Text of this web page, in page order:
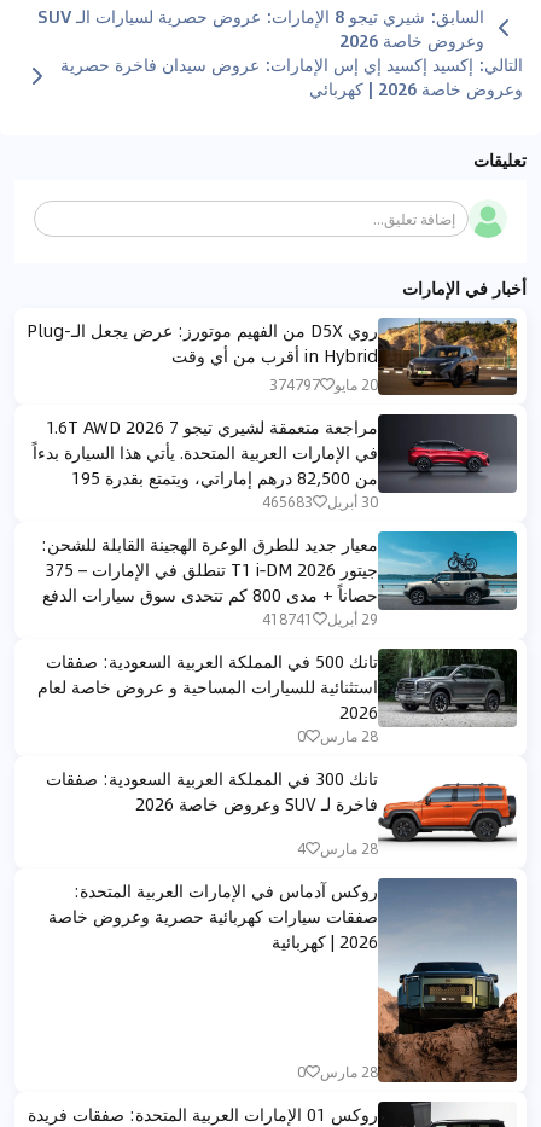
السابق:
شيري تيجو 8 الإمارات: عروض حصرية لسيارات الـ SUV
وعروض خاصة 2026
التالي: إكسيد إكسيد إي إس الإمارات: عروض سيدان فاخرة حصرية
وعروض خاصة 2026 | كهربائي
تعليقات
إضافة تعليق...
أخبار في الإمارات
روي D5X من الفهيم موتورز: عرض يجعل الـPlug-
in Hybrid أقرب من أي وقت
20 مايو 374797
مراجعة متعمقة لشيري تيجو 7 1.6T AWD 2026
في الإمارات العربية المتحدة. يأتي هذا السيارة بدءاً
من 82,500 درهم إماراتي، ويتمتع بقدرة 195
30 أبريل 465683
معيار جديد للطرق الوعرة الهجينة القابلة للشحن:
جيتور T1 i‑DM 2026 تنطلق في الإمارات – 375
حصاناً + مدى 800 كم تتحدى سوق سيارات الدفع
الرباعي المدمجة
29 أبريل 418741
تانك 500 في المملكة العربية السعودية: صفقات
استثنائية للسيارات المساحية و عروض خاصة لعام
2026
28 مارس 0
تانك 300 في المملكة العربية السعودية: صفقات
فاخرة لـ SUV وعروض خاصة 2026
28 مارس 4
روكس آدماس في الإمارات العربية المتحدة:
صفقات سيارات كهربائية حصرية وعروض خاصة
2026 | كهربائية
28 مارس 0
روكس 01 الإمارات العربية المتحدة: صفقات فريدة